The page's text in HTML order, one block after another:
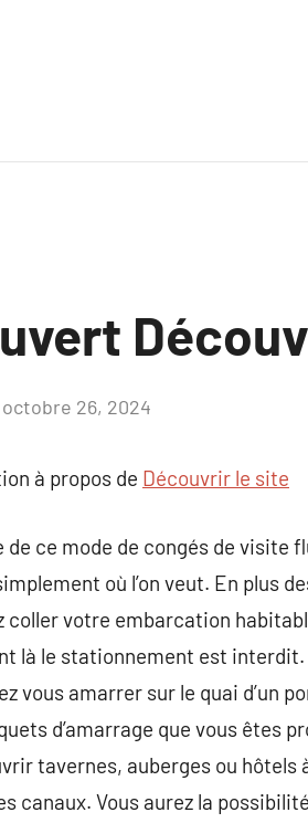
octobre 26, 2024
à propos de Découvrir le site
de ce mode de congés de visite
où l’on veut. En plus
coller votre embarcation
là le stationnement est interdit.
vous amarrer sur le quai d’un
d’amarrage que vous êtes
tavernes, auberges ou
canaux. Vous aurez la